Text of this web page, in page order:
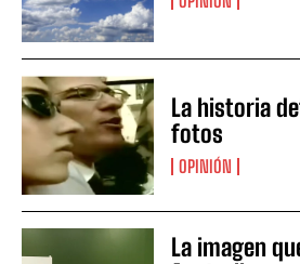
La historia
fotos
OPINIÓN
La imagen